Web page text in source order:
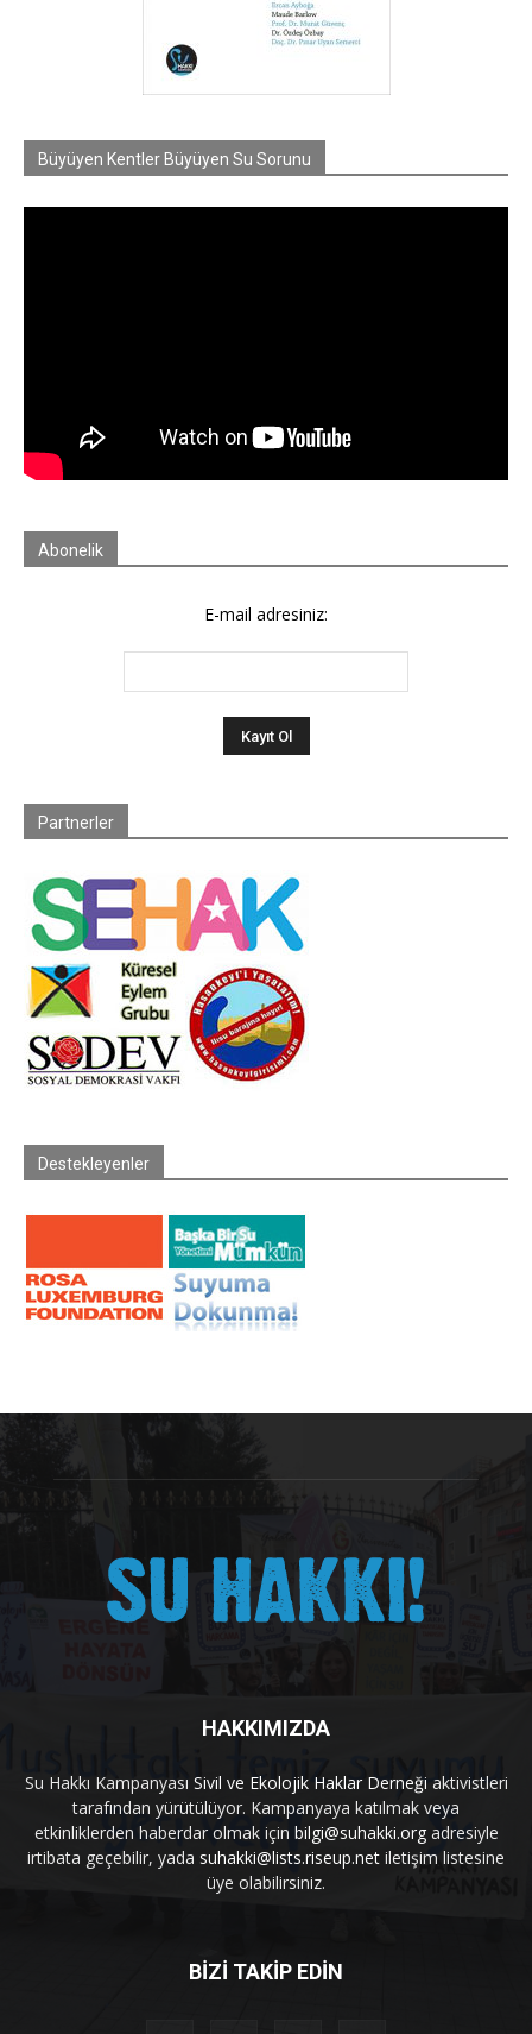
Büyüyen Kentler Büyüyen Su Sorunu
Abonelik
E-mail adresiniz:
Partnerler
Destekleyenler
HAKKIMIZDA
Su Hakkı Kampanyası Sivil ve Ekolojik Haklar Derneği aktivistleri
tarafından yürütülüyor. Kampanyaya katılmak veya
etkinliklerden haberdar olmak için bilgi@suhakki.orgadresiyle
irtibata geçebilir, yada suhakki@lists.riseup.net iletişim listesine
üye olabilirsiniz.
BİZİ TAKİP EDİN